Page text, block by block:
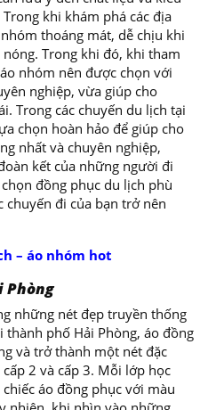
khi khám phá các địa
thoáng mát, dễ chịu khi
Trong khi đó, khi tham
nhóm nên được chọn với
nghiệp, vừa giúp cho
Trong các chuyến du lịch tại
chọn hoàn hảo để giúp cho
nhất và chuyên nghiệp,
kết của những người đi
đồng phục du lịch phù
chuyến đi của bạn trở nên
– áo nhóm hot
Phòng
những nét đẹp truyền thống
thành phố Hải Phòng, áo đồng
và trở thành một nét đặc
2 và cấp 3. Mỗi lớp học
áo đồng phục với màu